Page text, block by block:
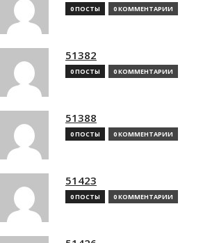
0 ПОСТЫ 0 КОММЕНТАРИИ
51382
0 ПОСТЫ 0 КОММЕНТАРИИ
51388
0 ПОСТЫ 0 КОММЕНТАРИИ
51423
0 ПОСТЫ 0 КОММЕНТАРИИ